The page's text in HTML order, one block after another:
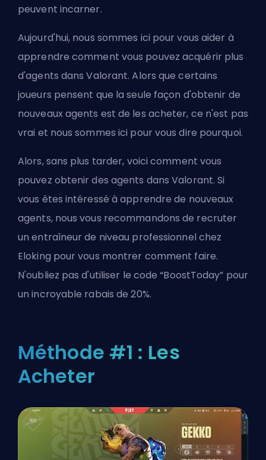
peuvent incarner.
Aujourd'hui, nous sommes ici pour vous aider à
apprendre comment vous pouvez acquérir plus
d'agents dans Valorant. Alors que certains
joueurs pensent que la seule façon d'obtenir de
nouveaux agents est de les acheter, ce n'est pas
vrai et nous sommes ici pour vous dire pourquoi.
Alors, sans plus tarder, voici comment vous
pouvez obtenir des agents dans Valorant. Si
vous êtes intéressé à apprendre de nouveaux
agents, nous vous recommandons de recruter
un entraîneur de niveau professionnel chez
Eloking pour vous montrer comment faire.
N'oubliez pas d'utiliser le code “BoostToday” pour
un incroyable rabais de 20%.
Méthode #1 : Les
Acheter